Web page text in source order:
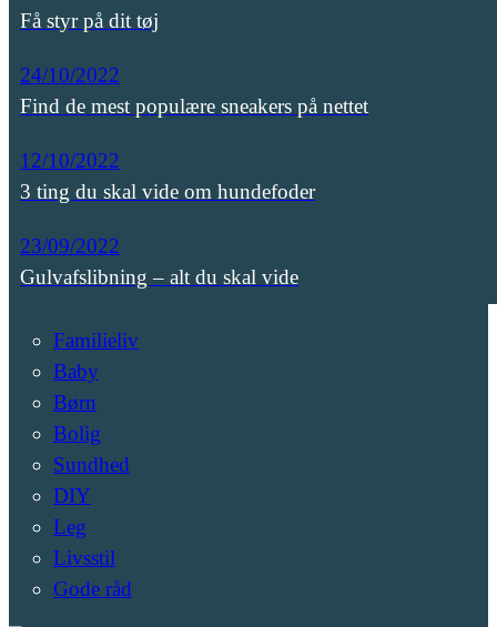
Få styr på dit tøj
24/10/2022
Find de mest populære sneakers på nettet
12/10/2022
3 ting du skal vide om hundefoder
23/09/2022
Gulvafslibning – alt du skal vide
Familieliv
Baby
Børn
Bolig
Sundhed
DIY
Leg
Livsstil
Gode råd